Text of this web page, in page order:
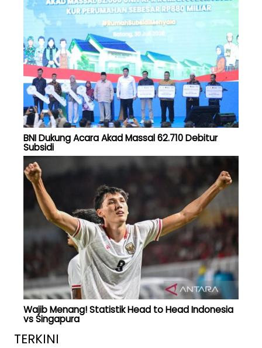
BNI Dukung Acara Akad Massal 62.710 Debitur
Subsidi
Wajib Menang! Statistik Head to Head Indonesia
vs Singapura
TERKINI